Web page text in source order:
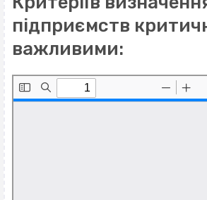
підприємств
важливими: